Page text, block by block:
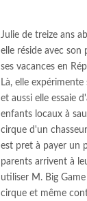
Julie de treize ans
elle réside avec son
ses vacances en
Là, elle
et aussi elle essaie
enfants locaux à
cirque d'un
est pret à payer un
parents arrivent à
utiliser M. Big
cirque et même